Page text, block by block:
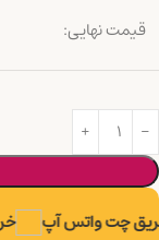
قیمت نهایی:
چت واتس آپ